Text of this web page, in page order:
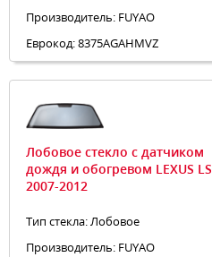
Производитель: FUYAO
Еврокод: 8375AGAHMVZ
Лобовое стекло с датчиком
дождя и обогревом LEXUS LS
2007-2012
Тип стекла: Лобовое
Производитель: FUYAO